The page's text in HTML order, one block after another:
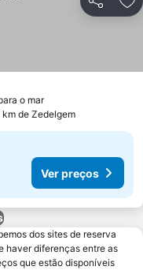
Partilhar
o mar
km de Zedelgem
Ver preços
dos sites de reserva
haver diferenças entre as
que estão disponíveis